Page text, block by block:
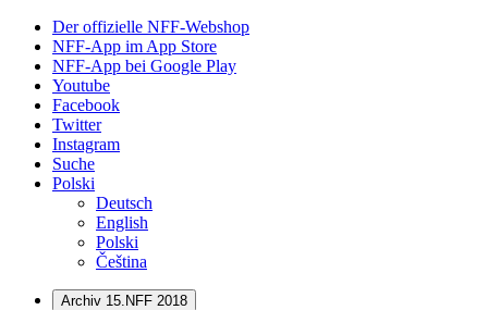
Der offizielle NFF-Webshop
NFF-App im App Store
NFF-App bei Google Play
Youtube
Facebook
Twitter
Instagram
Suche
Polski
Deutsch
English
Polski
Čeština
Archiv 15.NFF 2018